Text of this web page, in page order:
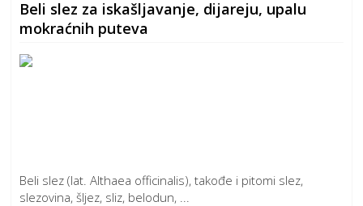
Beli slez za iskašljavanje, dijareju, upalu
mokraćnih puteva
Beli slez (lat. Althaea officinalis), takođe i pitomi slez,
slezovina, šljez, sliz, belodun, ...